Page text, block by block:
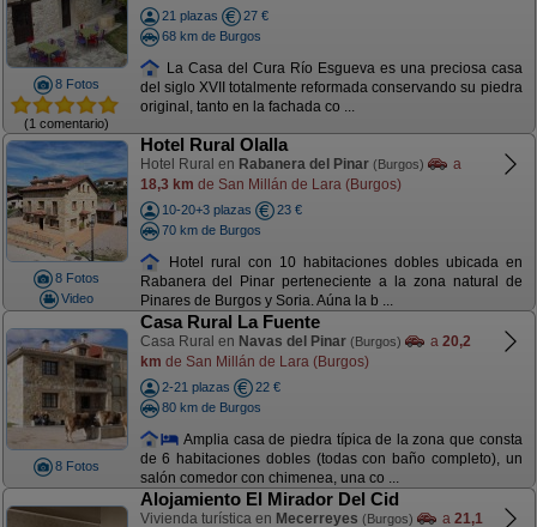
8 Fotos
(1 comentario)
21 plazas
27 €
68 km de Burgos
La Casa del Cura Río Esgueva es una preciosa casa
del siglo XVII totalmente reformada conservando su piedra
original, tanto en la fachada co ...
8 Fotos
Video
Hotel Rural Olalla
Hotel Rural en Rabanera del Pinar (Burgos)
a
18,3 km de San Millán de Lara (Burgos)
10-20+3 plazas
23 €
70 km de Burgos
Hotel rural con 10 habitaciones dobles ubicada en
Rabanera del Pinar perteneciente a la zona natural de
Pinares de Burgos y Soria. Aúna la b ...
8 Fotos
Casa Rural La Fuente
Casa Rural en Navas del Pinar (Burgos) a 20,2
km de San Millán de Lara (Burgos)
2-21 plazas
22 €
80 km de Burgos
Amplia casa de piedra típica de la zona que consta
de 6 habitaciones dobles (todas con baño completo), un
salón comedor con chimenea, una co ...
Alojamiento El Mirador Del Cid
Vivienda turística en Mecerreyes (Burgos) a 21,1